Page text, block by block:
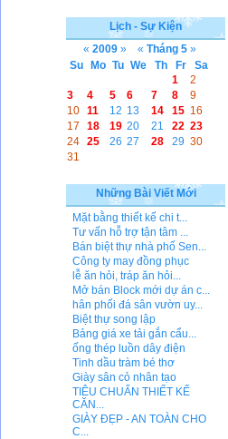
Lịch - Sự Kiện
« 2009 » « Tháng 5 »
Su
Mo Tu We Th Fr
Sa
1
2
3
4 5 6 7 8
9
10 11 12 13 14 15 16
17
18 19 20 21 22 23
24 25 26 27 28 29 30
31
Những Bài Viết Mới
Mặt bằng thiết kế chi t...
Tư vấn hỗ trợ tận tâm ...
Bán biệt thự nhà phố Sen...
Công ty may đồng phục
lễ ăn hỏi, tráp ăn hỏi...
Mở bán Block mới dự án c...
hân phối đá sân vườn uy...
Biệt thự song lập
Bảng giá xe tải gắn cẩu...
ống thép luồn dây điện
Tinh dầu tràm bé thơ
Giày sân cỏ nhân tạo
TIÊU CHUẨN THIẾT KẾ
CĂN...
GIÀY ĐẸP - AN TOÀN CHO
C...